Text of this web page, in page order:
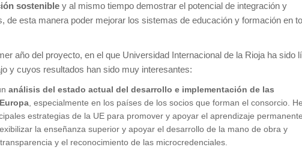
sostenible y al mismo tiempo demostrar el potencial de integración y
de esta manera poder mejorar los sistemas de educación y formación en
año del proyecto, en el que Universidad Internacional de la Rioja ha sido
y cuyos resultados han sido muy interesantes:
análisis del estado actual del desarrollo e implementación de las
, especialmente en los países de los socios que forman el consorcio.
estrategias de la UE para promover y apoyar el aprendizaje
la enseñanza superior y apoyar el desarrollo de la mano de obra y
y el reconocimiento de las microcredenciales.